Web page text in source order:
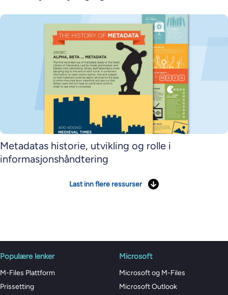
Metadatas historie, utvikling og rolle i
informasjonshåndtering
Last inn flere ressurser
Populære lenker
M-Files Plattform
Prissetting
Microsoft
Microsoft og M-Files
Microsoft Outlook